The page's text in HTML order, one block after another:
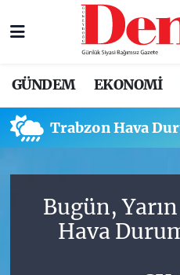
GÜNDEM EKONOMİ
Trabzon Hava
Bugün,
Hava
Nöbetçi Eczaneler
Trafik Durumu
Süper Lig Puan
Tüm Manşetler